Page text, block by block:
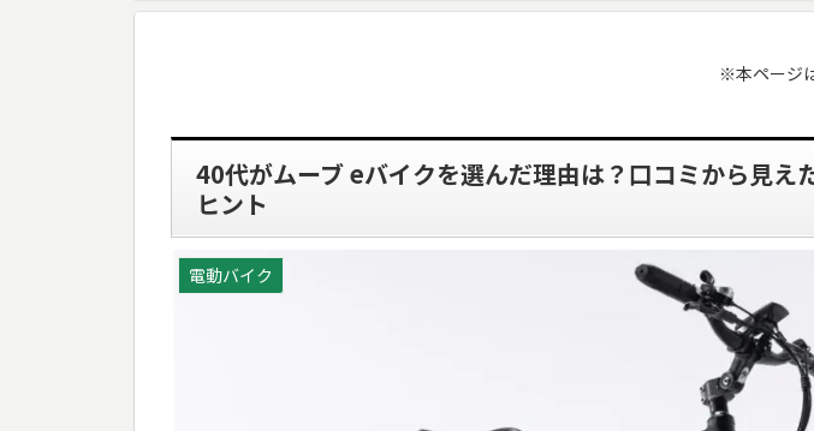
※本ページ
40代がムーブ eバイクを選んだ理由は？口コミから見え
ヒント
電動バイク